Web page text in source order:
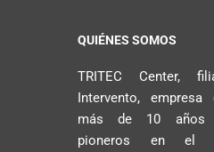
QUIÉNES SOMOS
TRITEC Center,
Intervento,
más de 10 años
pioneros en el